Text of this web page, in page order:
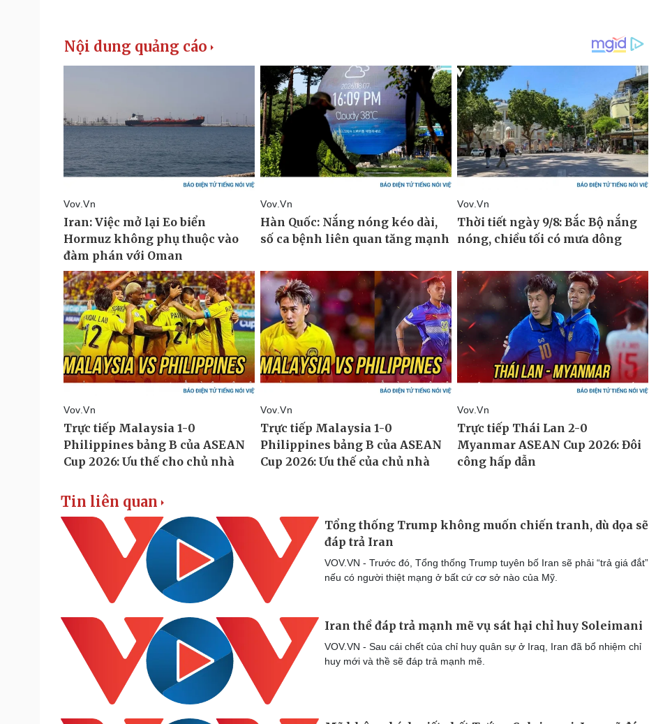
Tin liên quan
Tổng thống Trump không muốn chiến tranh, dù dọa sẽ
đáp trả Iran
VOV.VN - Trước đó, Tổng thống Trump tuyên bố Iran sẽ phải “trả giá đắt”
nếu có người thiệt mạng ở bất cứ cơ sở nào của Mỹ.
Iran thề đáp trả mạnh mẽ vụ sát hại chỉ huy Soleimani
VOV.VN - Sau cái chết của chỉ huy quân sự ở Iraq, Iran đã bổ nhiệm chỉ
huy mới và thề sẽ đáp trả mạnh mẽ.